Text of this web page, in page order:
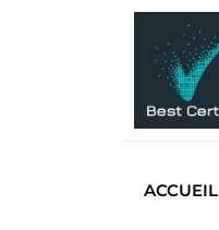
ACCUEIL